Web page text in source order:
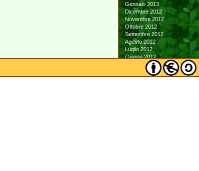
Gennaio 2013
Dicembre 2012
Novembre 2012
Ottobre 2012
Settembre 2012
Agosto 2012
Luglio 2012
Giugno 2012
Maggio 2012
Aprile 2012
Marzo 2012